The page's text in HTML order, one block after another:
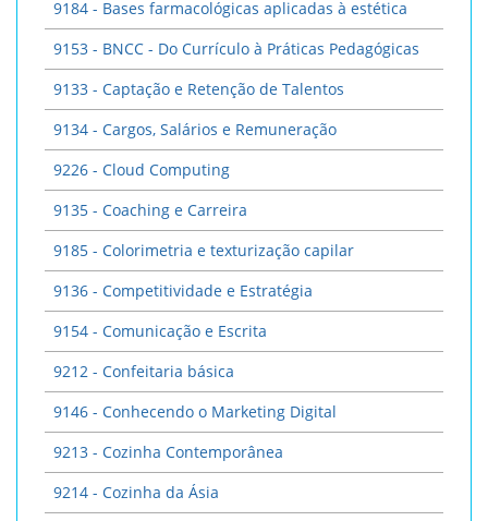
9184 - Bases farmacológicas aplicadas à estética
9153 - BNCC - Do Currículo à Práticas Pedagógicas
9133 - Captação e Retenção de Talentos
9134 - Cargos, Salários e Remuneração
9226 - Cloud Computing
9135 - Coaching e Carreira
9185 - Colorimetria e texturização capilar
9136 - Competitividade e Estratégia
9154 - Comunicação e Escrita
9212 - Confeitaria básica
9146 - Conhecendo o Marketing Digital
9213 - Cozinha Contemporânea
9214 - Cozinha da Ásia